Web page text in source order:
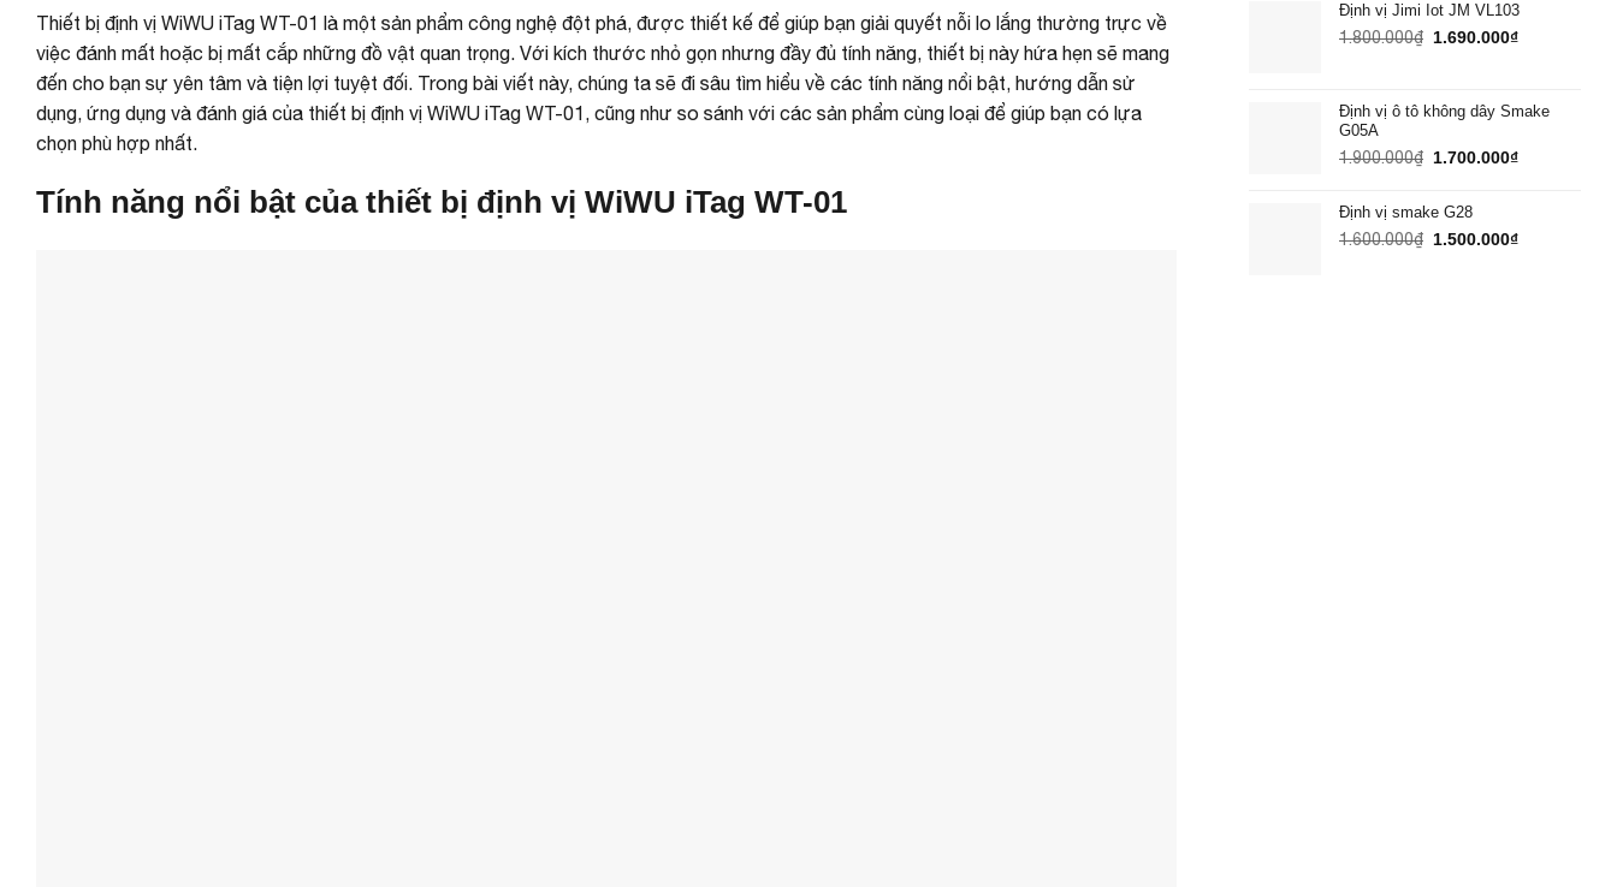
Thiết bị định vị WiWU iTag WT-01 là một sản phẩm công nghệ đột phá, được thiết kế để giúp bạn giải quyết nỗi lo lắng thường trực về
việc đánh mất hoặc bị mất cắp những đồ vật quan trọng. Với kích thước nhỏ gọn nhưng đầy đủ tính năng, thiết bị này hứa hẹn sẽ mang
đến cho bạn sự yên tâm và tiện lợi tuyệt đối. Trong bài viết này, chúng ta sẽ đi sâu tìm hiểu về các tính năng nổi bật, hướng dẫn sử
dụng, ứng dụng và đánh giá của thiết bị định vị WiWU iTag WT-01, cũng như so sánh với các sản phẩm cùng loại để giúp bạn có lựa
chọn phù hợp nhất.
Tính năng nổi bật của thiết bị định vị WiWU iTag WT-01
1.800.000₫.là:
1.690.000₫.
Định vị Jimi Iot JM VL103
1.800.000₫ Giá
1.800.000₫.
1.690.000₫Giá
là:
1.690.000₫.
Định vị ô tô không dây Smake
G05A
1.900.000₫ Giá
1.900.000₫.
1.700.000₫Giá
1.700.000₫.
Định vị smake G28
1.600.000₫ Giá
1.500.000₫Giá